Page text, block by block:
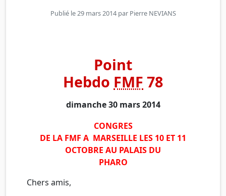
Publié le 29 mars 2014 par Pierre NEVIANS
Point
Hebdo FMF 78
dimanche 30 mars 2014
CONGRES
DE LA FMF A MARSEILLE LES 10 ET 11
OCTOBRE AU PALAIS DU
PHARO
Chers amis,